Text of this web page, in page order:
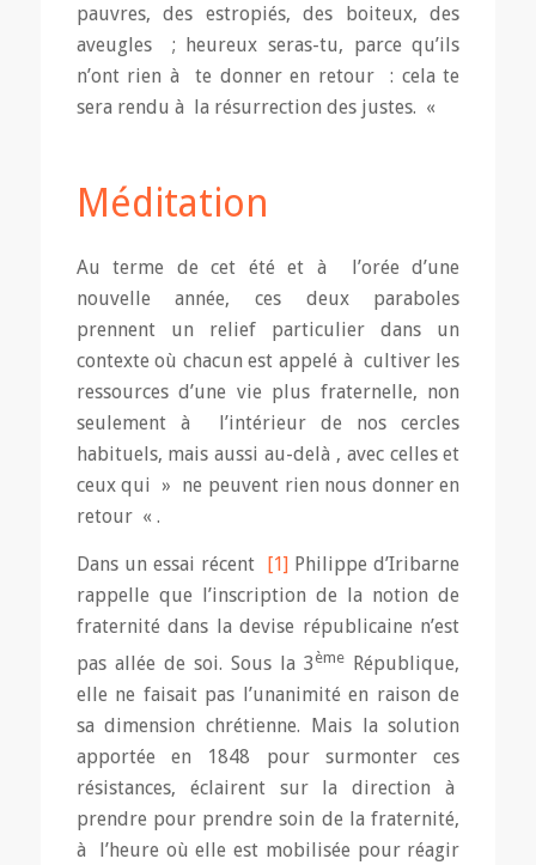
pauvres, des estropiés, des boiteux, des
aveugles ; heureux seras-tu, parce qu’ils
n’ont rien à te donner en retour : cela te
sera rendu à la résurrection des justes. «
Méditation
Au terme de cet été et à l’orée d’une
nouvelle année, ces deux paraboles
prennent un relief particulier dans un
contexte où chacun est appelé à cultiver les
ressources d’une vie plus fraternelle, non
seulement à l’intérieur de nos cercles
habituels, mais aussi au-delà , avec celles et
ceux qui » ne peuvent rien nous donner en
retour « .
Dans un essai récent [1] Philippe d’Iribarne
rappelle que l’inscription de la notion de
fraternité dans la devise républicaine n’est
pas allée de soi. Sous la 3ème
République,
elle ne faisait pas l’unanimité en raison de
sa dimension chrétienne. Mais la solution
apportée en 1848 pour surmonter ces
résistances, éclairent sur la direction à
prendre pour prendre soin de la fraternité,
à l’heure où elle est mobilisée pour réagir